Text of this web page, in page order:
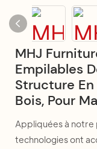
MHJ
Empilables
Structure
Bois, Pour
Appliquées à
technologies ont